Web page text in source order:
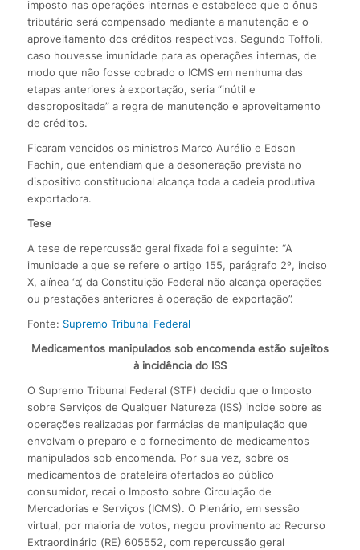
imposto nas operações internas e estabelece que o ônus
tributário será compensado mediante a manutenção e o
aproveitamento dos créditos respectivos. Segundo Toffoli,
caso houvesse imunidade para as operações internas, de
modo que não fosse cobrado o ICMS em nenhuma das
etapas anteriores à exportação, seria “inútil e
despropositada” a regra de manutenção e aproveitamento
de créditos.
Ficaram vencidos os ministros Marco Aurélio e Edson
Fachin, que entendiam que a desoneração prevista no
dispositivo constitucional alcança toda a cadeia produtiva
exportadora.
Tese
A tese de repercussão geral fixada foi a seguinte: “A
imunidade a que se refere o artigo 155, parágrafo 2º, inciso
X, alínea ‘a’, da Constituição Federal não alcança operações
ou prestações anteriores à operação de exportação”.
Fonte: Supremo Tribunal Federal
Medicamentos manipulados sob encomenda estão sujeitos
à incidência do ISS
O Supremo Tribunal Federal (STF) decidiu que o Imposto
sobre Serviços de Qualquer Natureza (ISS) incide sobre as
operações realizadas por farmácias de manipulação que
envolvam o preparo e o fornecimento de medicamentos
manipulados sob encomenda. Por sua vez, sobre os
medicamentos de prateleira ofertados ao público
consumidor, recai o Imposto sobre Circulação de
Mercadorias e Serviços (ICMS). O Plenário, em sessão
virtual, por maioria de votos, negou provimento ao Recurso
Extraordinário (RE) 605552, com repercussão geral